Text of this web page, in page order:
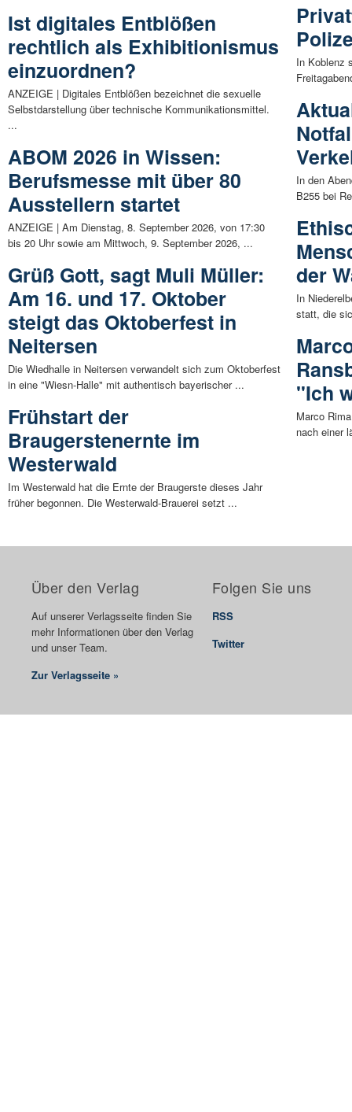
Ist digitales Entblößen
rechtlich als Exhibitionismus
einzuordnen?
ANZEIGE | Digitales Entblößen bezeichnet die sexuelle
Selbstdarstellung über technische Kommunikationsmittel.
...
ABOM 2026 in Wissen:
Berufsmesse mit über 80
Ausstellern startet
ANZEIGE | Am Dienstag, 8. September 2026, von 17:30
bis 20 Uhr sowie am Mittwoch, 9. September 2026, ...
Grüß Gott, sagt Muli Müller:
Am 16. und 17. Oktober
steigt das Oktoberfest in
Neitersen
Die Wiedhalle in Neitersen verwandelt sich zum Oktoberfest
in eine "Wiesn-Halle" mit authentisch bayerischer ...
Frühstart der
Braugerstenernte im
Westerwald
Im Westerwald hat die Ernte der Braugerste dieses Jahr
früher begonnen. Die Westerwald-Brauerei setzt ...
In Koblenz
In den
B255 bei
der
In
statt, die
"Ich
Marco
nach einer
Über den Verlag
Auf unserer Verlagsseite finden Sie
mehr Informationen über den Verlag
und unser Team.
Zur Verlagsseite »
Folgen Sie uns
RSS
Twitter